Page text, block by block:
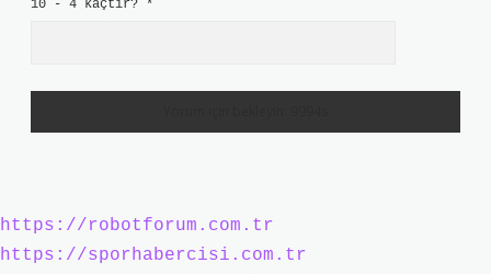
10 - 4 kaçtır? *
https://robotforum.com.tr
https://sporhabercisi.com.tr